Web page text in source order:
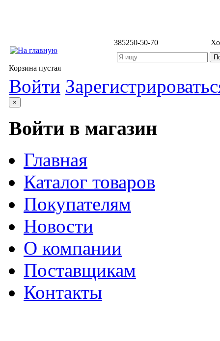
385250-50-70
Корзина пустая
Войти
×
Войти в магазин
Главная
Каталог товаров
Покупателям
Новости
О компании
Поставщикам
Контакты